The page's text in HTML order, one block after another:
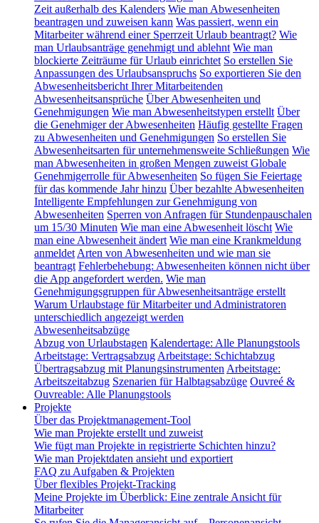
Zeit außerhalb des Kalenders Wie man Abwesenheiten
beantragen und zuweisen kann Was passiert, wenn ein
Mitarbeiter während einer Sperrzeit Urlaub beantragt? Wie
man Urlaubsanträge genehmigt und ablehnt Wie man
blockierte Zeiträume für Urlaub einrichtet So erstellen Sie
Anpassungen des Urlaubsanspruchs So exportieren Sie den
Abwesenheitsbericht Ihrer Mitarbeitenden
Abwesenheitsansprüche Über Abwesenheiten und
Genehmigungen Wie man Abwesenheitstypen erstellt Über
die Genehmiger der Abwesenheiten Häufig gestellte Fragen
zu Abwesenheiten und Genehmigungen So erstellen Sie
Abwesenheitsarten für unternehmensweite Schließungen Wie
man Abwesenheiten in großen Mengen zuweist Globale
Genehmigerrolle für Abwesenheiten So fügen Sie Feiertage
für das kommende Jahr hinzu Über bezahlte Abwesenheiten
Intelligente Empfehlungen zur Genehmigung von
Abwesenheiten Sperren von Anfragen für Stundenpauschalen
um 15/30 Minuten Wie man eine Abwesenheit löscht Wie
man eine Abwesenheit ändert Wie man eine Krankmeldung
anmeldet Arten von Abwesenheiten und wie man sie
beantragt Fehlerbehebung: Abwesenheiten können nicht über
die App angefordert werden. Wie man
Genehmigungsgruppen für Abwesenheitsanträge erstellt
Warum Urlaubstage für Mitarbeiter und Administratoren
unterschiedlich angezeigt werden
Abwesenheitsabzüge
Abzug von Urlaubstagen Kalendertage: Alle Planungstools
Arbeitstage: Vertragsabzug Arbeitstage: Schichtabzug
Übertragsabzug mit Planungsinstrumenten Arbeitstage:
Arbeitszeitabzug Szenarien für Halbtagsabzüge Ouvreé &
Ouvreable: Alle Planungstools
Projekte
Über das Projektmanagement-Tool
Wie man Projekte erstellt und zuweist
Wie fügt man Projekte in registrierte Schichten hinzu?
Wie man Projektdaten ansieht und exportiert
FAQ zu Aufgaben & Projekten
Über flexibles Projekt-Tracking
Meine Projekte im Überblick: Eine zentrale Ansicht für
Mitarbeiter